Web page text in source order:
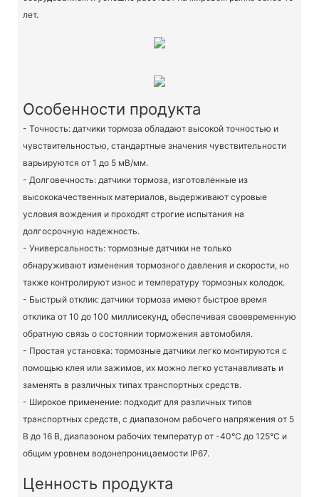
лет.
Особенности продукта
- Точность: датчики тормоза обладают высокой точностью и
чувствительностью, стандартные значения чувствительности
варьируются от 1 до 5 мВ/мм.
- Долговечность: датчики тормоза, изготовленные из
высококачественных материалов, выдерживают суровые
условия вождения и проходят строгие испытания на
долгосрочную надежность.
- Универсальность: тормозные датчики не только
обнаруживают изменения тормозного давления и скорости, но
также контролируют износ и температуру тормозных колодок.
- Быстрый отклик: датчики тормоза имеют быстрое время
отклика от 10 до 100 миллисекунд, обеспечивая своевременную
обратную связь о состоянии торможения автомобиля.
- Простая установка: тормозные датчики легко монтируются с
помощью клея или зажимов, их можно легко устанавливать и
заменять в различных типах транспортных средств.
- Широкое применение: подходит для различных типов
транспортных средств, с диапазоном рабочего напряжения от 5
В до 16 В, диапазоном рабочих температур от -40°C до 125°C и
общим уровнем водонепроницаемости IP67.
Ценность продукта